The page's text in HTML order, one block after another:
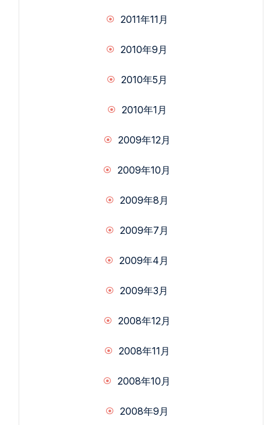
2011年11月
2010年9月
2010年5月
2010年1月
2009年12月
2009年10月
2009年8月
2009年7月
2009年4月
2009年3月
2008年12月
2008年11月
2008年10月
2008年9月